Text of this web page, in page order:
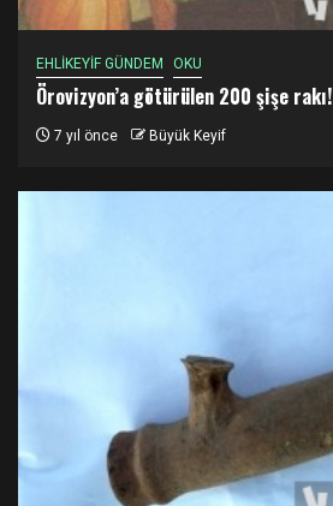
EHLİKEYİF GÜNDEM OKU
Örovizyon’a götürülen 200 şişe rakı!
7 yıl önce Büyük Keyif